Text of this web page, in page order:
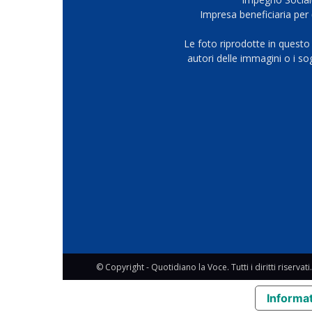
Impresa beneficiaria
Le foto riprodotte in
autori delle immagini o i
© Copyright - Quotidiano la Voce. Tutti i diritti riservati.